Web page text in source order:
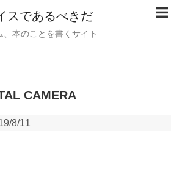
スであるべきだ
本のことを書くサイト
CAMERA
8/11